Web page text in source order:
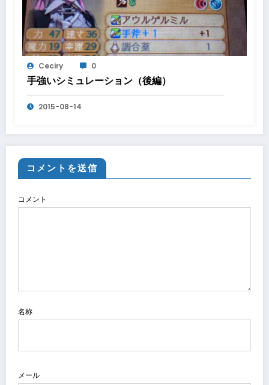
Ceciry 0
手強いシミュレーション（後編）
2015-08-14
コメントを送信
コメント
名称
メール